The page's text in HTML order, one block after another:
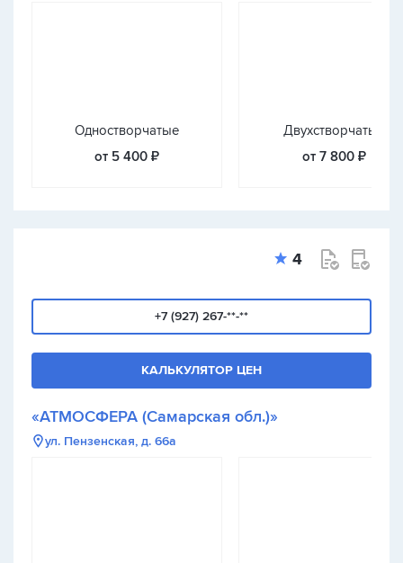
Одностворчатые
от 5 400 ₽
Двухстворчатые
от 7 800 ₽
4
+7 (927) 267-**-**
КАЛЬКУЛЯТОР ЦЕН
«АТМОСФЕРА (Самарская обл.)»
ул. Пензенская, д. 66а